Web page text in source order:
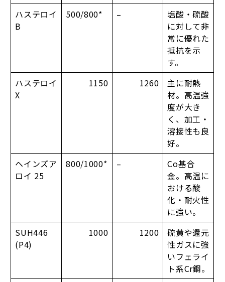
ハステロイ
B
500/800* –
塩酸・硫酸
に対して非
常に優れた
抵抗を示
す。
ハステロイ
X
1150 1260
主に耐熱
材。高温強
度が大き
く、加工・
溶接性も良
好。
ヘインズア
ロイ 25
800/1000* –
Co基合
金。高温に
おける酸
化・耐火性
に強い。
SUH446
(P4)
1000 1200
硫黄や還元
性ガスに強
いフェライ
ト系Cr鋼。